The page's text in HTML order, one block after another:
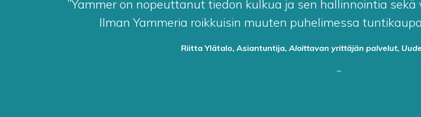
”Yammer on nopeuttanut tiedon kulkua ja sen hallinnointia
Ilman Yammeria roikkuisin muuten puhelimessa
Riitta Ylätalo, Asiantuntija, Aloittavan yrittäjän palvelut,
~